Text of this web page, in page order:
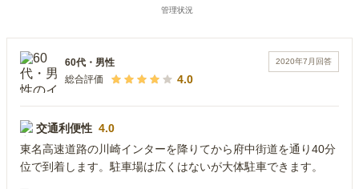
2020年7月 回答
60代 ・ 男性
総合評価
4.0
交通利便性 4.0
東名高速道路の川崎インターを降りてから府中街道を通り40分
位で到着します。駐車場は広くはないが大体駐車できます。